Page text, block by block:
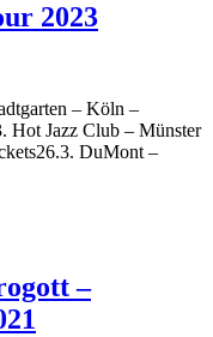
2023
– Köln –
Hot Jazz Club – Münster
DuMont –
–